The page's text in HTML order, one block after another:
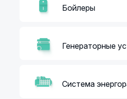
Бойлеры
Генераторные
Система